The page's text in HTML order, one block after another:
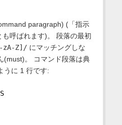
paragraph) (「指示
呼ばれます)。 段落の最初
zA-Z]/にマッチングしな
(must)。 コマンド段落は典
うに 1 行です: